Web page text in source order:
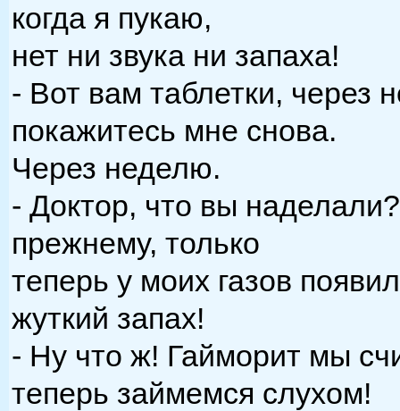
когда я пукаю,
нет ни звука ни запаха!
- Вот вам таблетки, через
покажитесь мне снова.
Через неделю.
- Доктор, что вы
прежнему, только
теперь у моих газов
жуткий запах!
- Ну что ж! Гайморит мы
теперь займемся слухом!